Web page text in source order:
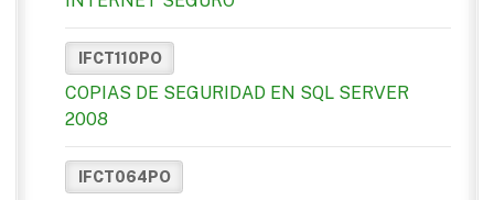
IFCT110PO
COPIAS DE SEGURIDAD EN SQL SERVER
2008
IFCT064PO